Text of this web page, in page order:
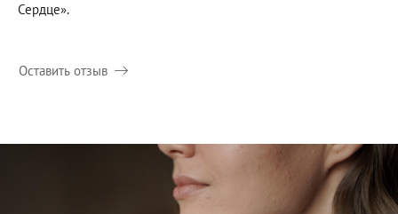
Сердце».
Оставить отзыв